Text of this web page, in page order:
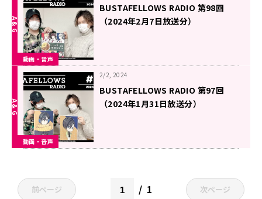
動画・音声
BUSTAFELLOWS RADIO 第98回
（2024年2月7日放送分）
動画・音声
2/2, 2024
BUSTAFELLOWS RADIO 第97回
（2024年1月31日放送分）
前ページ 1 次ページ